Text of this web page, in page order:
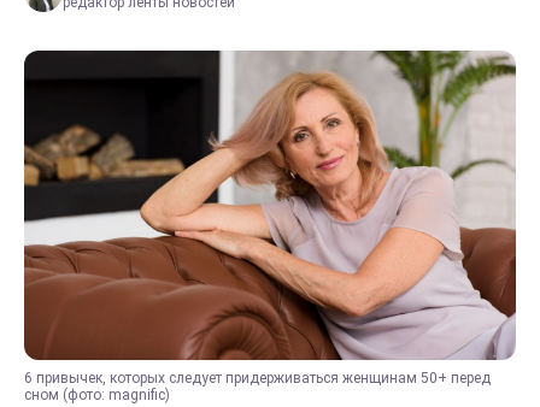
6 привычек, которых следует придерживаться женщинам 50+ перед
сном (фото: magnific)